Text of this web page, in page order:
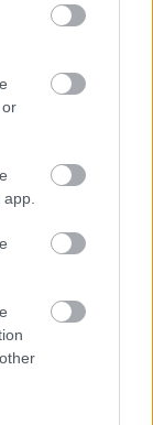
a többit most
igazán
hogy itt